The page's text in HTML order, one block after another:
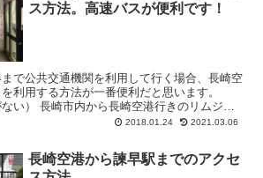
ス方法。高速バスが便利です！
で公共交通機関を利用して行く場合、長崎空
利用する方法が一番便利だと思います。
い） 長崎市内から長崎空港行きのリムジン
バス停の写真と地図を...2018.01.24 2021.03.06
長崎空港から諫早駅までのアクセ